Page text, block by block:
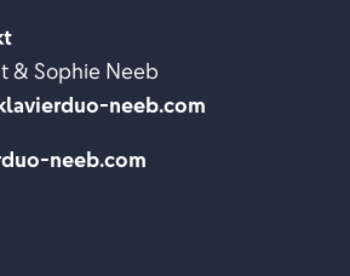
& Sophie Neeb
neeb.com
neeb.com